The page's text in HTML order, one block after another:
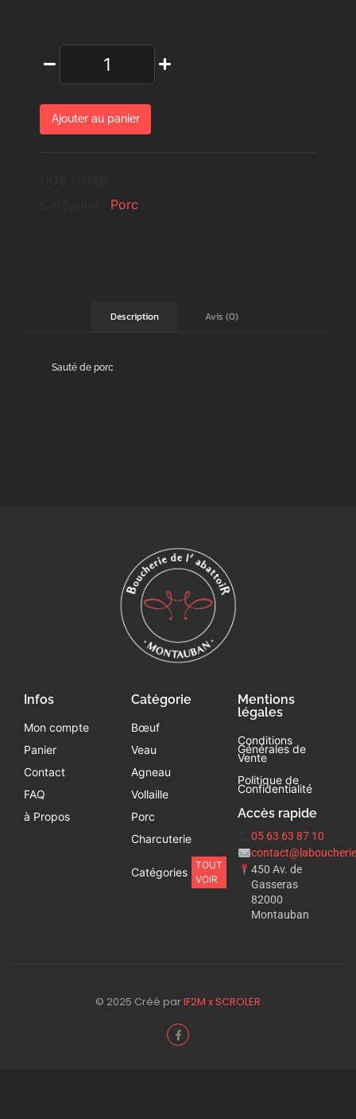
Ajouter au panier
Porc
Description Avis (0)
Sauté de porc
Infos
Mon compte
Panier
Contact
FAQ
à Propos
Catégorie
Bœuf
Veau
Agneau
Vollaille
Porc
Charcuterie
Catégories
TOUT
VOIR
Mentions
légales
Conditions
Générales de
Vente
Politique de
Confidentialité
Accès rapide
05 63 63 87 10
450 Av. de
Gasseras
82000
Montauban
© 2025 Créé parIF2M x SCROLER